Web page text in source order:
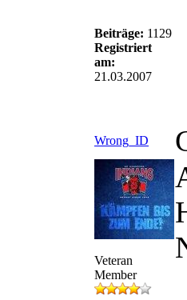
Beiträge: 1129
Registriert
am:
21.03.2007
Wrong_ID
Veteran
Member